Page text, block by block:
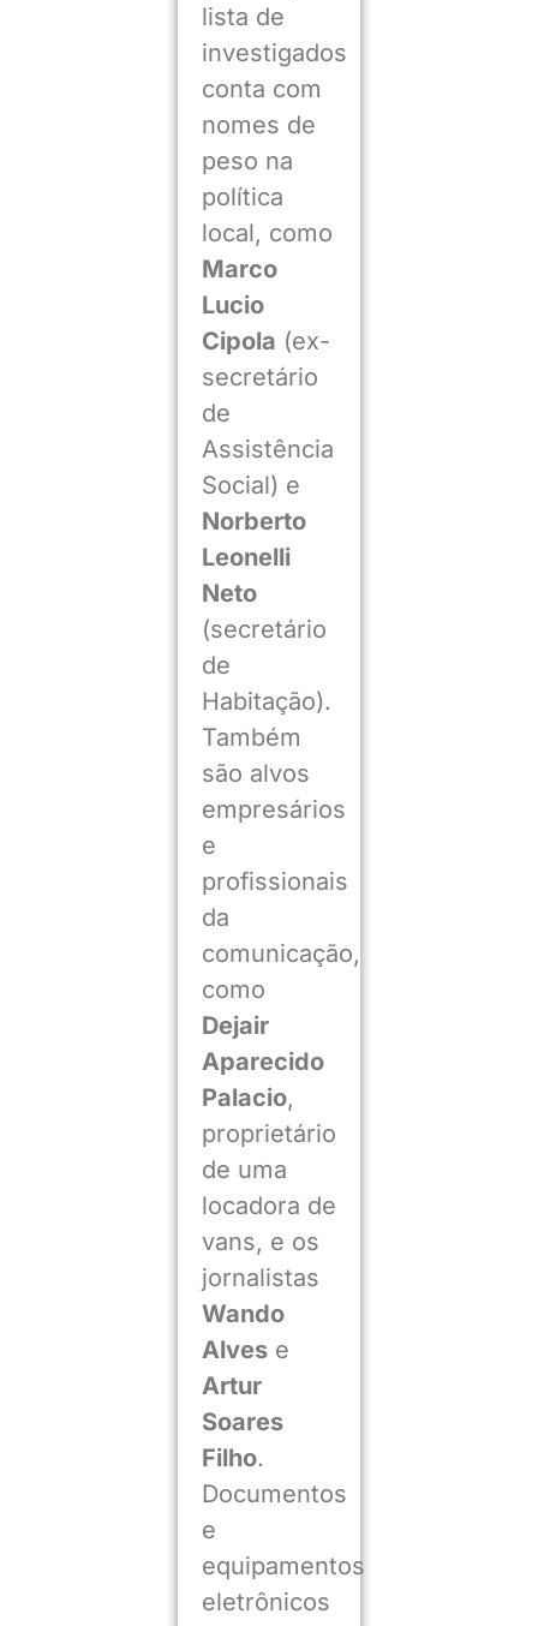
lista de
investigados
conta com
nomes de
peso na
política
local, como
Marco
Lucio
Cipola (ex-
secretário
de
Assistência
Social) e
Norberto
Leonelli
Neto
(secretário
de
Habitação).
Também
são alvos
empresários
e
profissionais
da
comunicação,
como
Dejair
Aparecido
Palacio,
proprietário
de uma
locadora de
vans, e os
jornalistas
Wando
Alvese
Artur
Soares
Filho.
Documentos
e
equipamentos
eletrônicos